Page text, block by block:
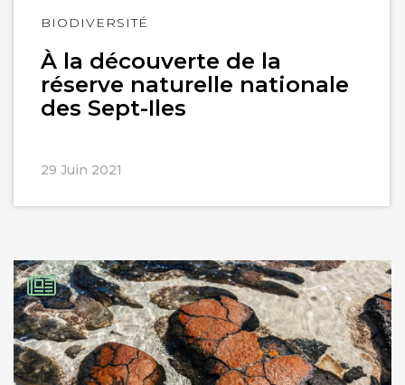
BIODIVERSITÉ
À la découverte de la
réserve naturelle nationale
des Sept-Iles
29 Juin 2021
Lire